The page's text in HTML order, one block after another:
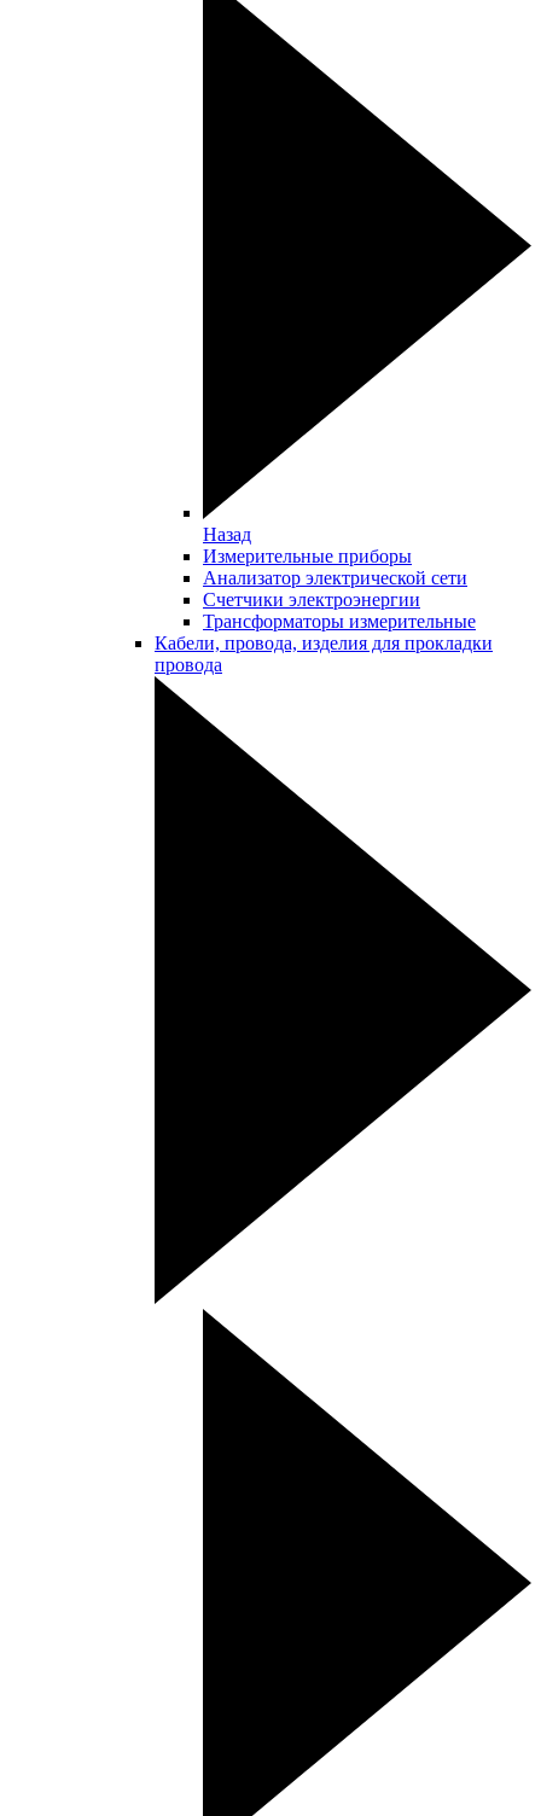
Назад
Измерительные приборы
Анализатор электрической сети
Счетчики электроэнергии
Трансформаторы измерительные
Кабели, провода, изделия для прокладки
провода